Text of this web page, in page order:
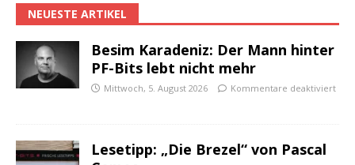
NEUESTE ARTIKEL
Besim Karadeniz: Der Mann hinter
PF-Bits lebt nicht mehr
Mittwoch, 5. August 2026 Kommentare deaktiviert
Lesetipp: „Die Brezel“ von Pascal